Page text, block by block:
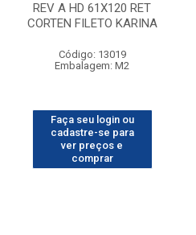
REV A HD 61X120 RET
CORTEN FILETO KARINA
Código: 13019
Embalagem: M2
Faça seu login ou
cadastre-se para
ver preços e
comprar